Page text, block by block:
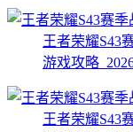
王者荣耀S43
游戏攻略
王者荣耀S43